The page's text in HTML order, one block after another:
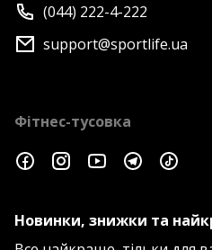
(044) 222-4-222
support@sportlife.ua
Фітнес-тусовка
Новинки, знижки та